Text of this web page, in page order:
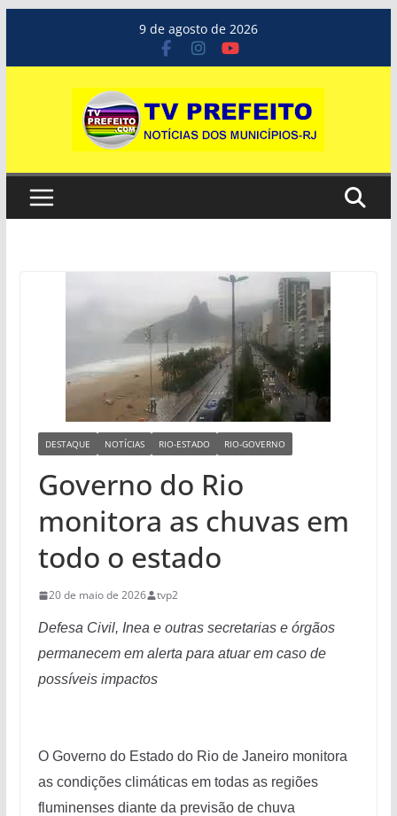
o
9 de agosto de 2026
DESTAQUE NOTÍCIAS RIO-ESTADO RIO-GOVERNO
Governo do Rio
monitora as chuvas em
todo o estado
20 de maio de 2026 tvp2
Defesa Civil, Inea e outras secretarias e órgãos
permanecem em alerta para atuar em caso de
possíveis impactos
O Governo do Estado do Rio de Janeiro monitora
as condições climáticas em todas as regiões
fluminenses diante da previsão de chuva